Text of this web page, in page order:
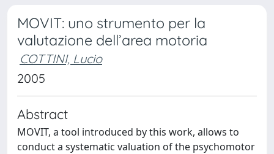
MOVIT: uno strumento per la
valutazione dell’area motoria
COTTINI, Lucio
2005
Abstract
MOVIT, a tool introduced by this work, allows to
conduct a systematic valuation of the psychomotor